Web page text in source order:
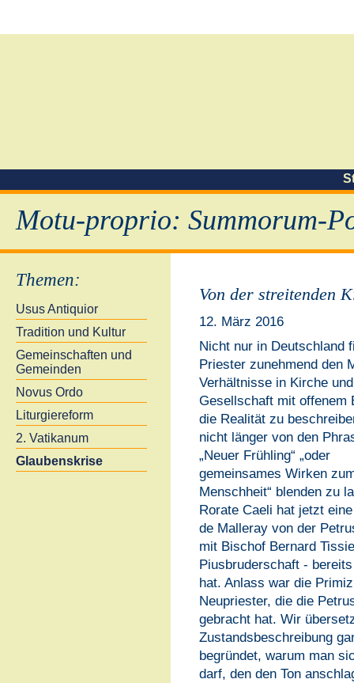
Motu-proprio: Summorum-
Themen:
Usus Antiquior
Tradition und Kultur
Gemeinschaften und
Gemeinden
Novus Ordo
Liturgiereform
2. Vatikanum
Glaubenskrise
Von der streitenden
12. März 2016
Nicht nur in Deutschland
Priester zunehmend den
Verhältnisse in Kirche und
Gesellschaft mit offenem
die Realität zu
nicht länger von den
„Neuer Frühling“ „oder
gemeinsames Wirken
Menschheit“ blenden zu
Rorate Caeli hat jetzt
de Malleray von der
mit Bischof Bernard
Piusbruderschaft -
hat. Anlass war die
Neupriester, die die
gebracht hat. Wir
Zustandsbeschreibung
begründet, warum man
darf, den den Ton